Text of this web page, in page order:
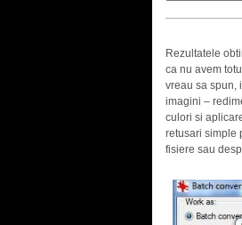
Rezultatele
ca nu avem
vreau sa spun,
imagini –
culori si
retusari simple
fisiere sau